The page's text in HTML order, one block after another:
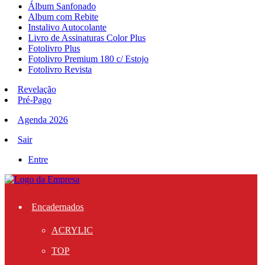
Álbum Sanfonado
Album com Rebite
Instalivo Autocolante
Livro de Assinaturas Color Plus
Fotolivro Plus
Fotolivro Premium 180 c/ Estojo
Fotolivro Revista
Revelação
Pré-Pago
Agenda 2026
Sair
Entre
Encadernados
ACRYLIC
TOP